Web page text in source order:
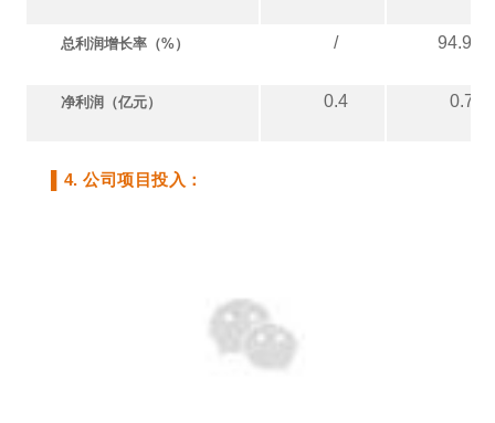
总利润增长率（%） / 94.9%
净利润（亿元） 0.4 0.7
▌4. 公司项目投入：